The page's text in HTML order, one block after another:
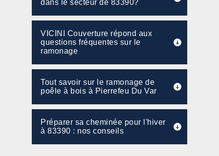
dans le secteur de 83390?
VICINI Couverture répond aux
questions fréquentes sur le
ramonage
Tout savoir sur le ramonage de
poêle à bois à Pierrefeu Du Var
Préparer sa cheminée pour l'hiver
à 83390 : nos conseils